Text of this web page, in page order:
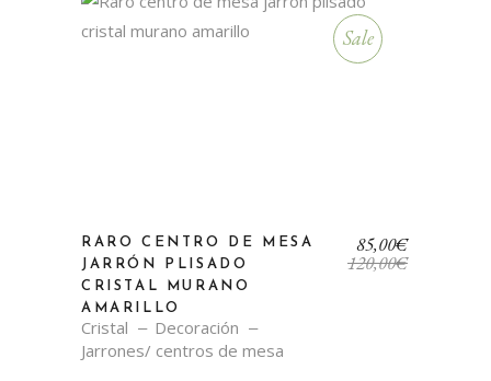
Sale
RARO CENTRO DE MESA
JARRÓN PLISADO
CRISTAL MURANO
AMARILLO
Cristal
Decoración
Jarrones/ centros de mesa
120,00€
El
precio
85,00€El
precio